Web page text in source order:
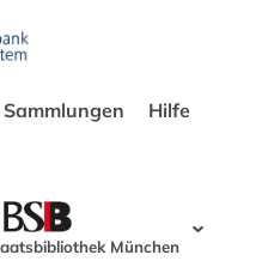
Sammlungen Hilfe
München